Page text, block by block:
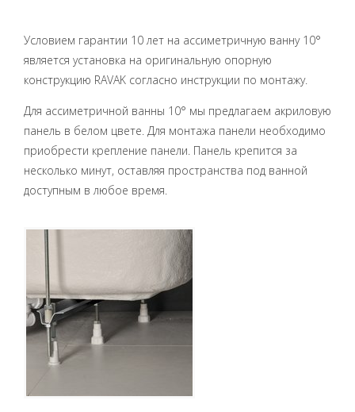
Условием гарантии 10 лет на ассиметричную ванну 10°
является установка на оригинальную опорную
конструкцию RAVAK согласно инструкции по монтажу.
Для ассиметричной ванны 10° мы предлагаем акриловую
панель в белом цвете. Для монтажа панели необходимо
приобрести крепление панели. Панель крепится за
несколько минут, оставляя пространства под ванной
доступным в любое время.